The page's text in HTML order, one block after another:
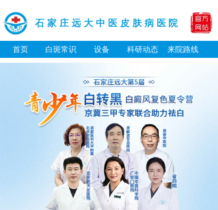
石家庄远大中医皮肤病医院
首页 白斑常识 设备 科研动态 来院路线